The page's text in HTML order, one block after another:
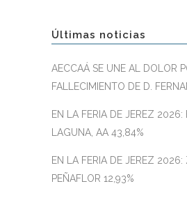
Últimas noticias
AECCAÁ SE UNE AL DOLOR
FALLECIMIENTO DE D.
EN LA FERIA DE JEREZ 2026:
LAGUNA, AA 43,84%
EN LA FERIA DE JEREZ
PEÑAFLOR 12,93%